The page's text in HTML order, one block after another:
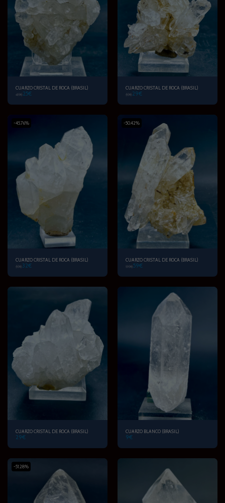
CUARZO CRISTAL DE ROCA (BRASIL)
49€25€
CUARZO CRISTAL DE ROCA (BRASIL)
59€29€
-45.76%
CUARZO CRISTAL DE ROCA (BRASIL)
59€32€
-50.42%
CUARZO CRISTAL DE ROCA (BRASIL)
119€59€
CUARZO CRISTAL DE ROCA (BRASIL)
29€
CUARZO BLANCO (BRASIL)
9€
-51.28%